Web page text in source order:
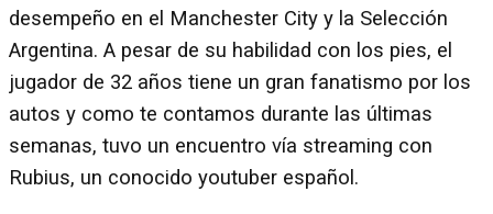
desempeño en el Manchester City y la Selección
Argentina. A pesar de su habilidad con los pies, el
jugador de 32 años tiene un gran fanatismo por los
autos y como te contamos durante las últimas
semanas, tuvo un encuentro vía streaming con
Rubius, un conocido youtuber español.